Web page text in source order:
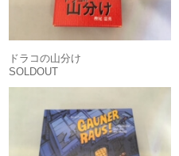
ドラコの山分け
SOLDOUT